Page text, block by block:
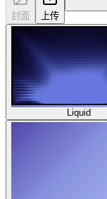
封面 上传
Liquid